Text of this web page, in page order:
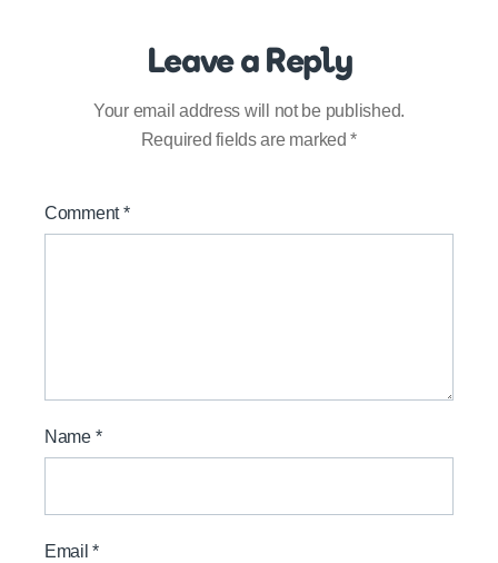
Leave a Reply
Your email address will not be published.
Required fields are marked*
Comment*
Name *
Email*